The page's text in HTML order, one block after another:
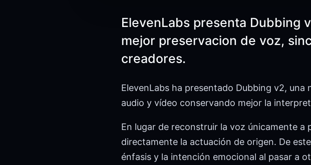
ElevenLabs presenta Dubbing
mejor preservacion de voz,
creadores.
ElevenLabs ha presentado Dubbing v2,
audio y vídeo conservando mejor la
En lugar de reconstruir la voz únicamente
directamente la actuación de origen. De
énfasis y la intención emocional al pasar a